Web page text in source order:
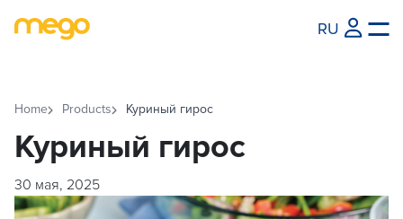
RU
Home Products Куриный гирос
Куриный гирос
30 мая, 2025